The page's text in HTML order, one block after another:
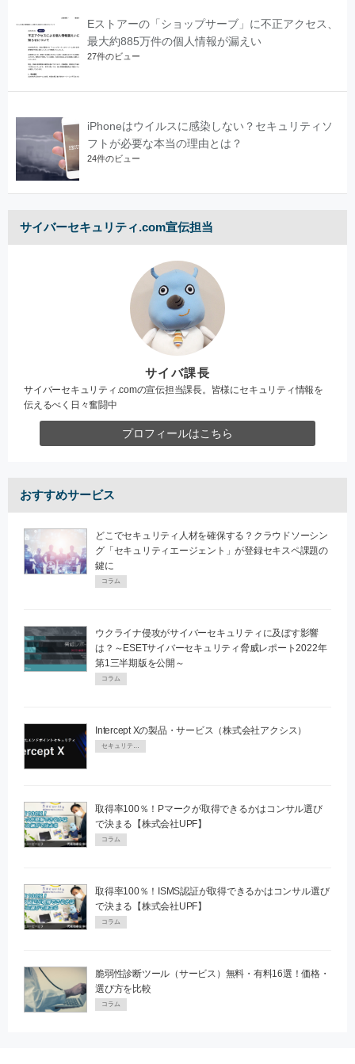
Eストアーの「ショップサーブ」に不正アクセス、
最大約885万件の個人情報が漏えい
27件のビュー
iPhoneはウイルスに感染しない？セキュリティソ
フトが必要な本当の理由とは？
24件のビュー
サイバーセキュリティ.com宣伝担当
サイバ課長
サイバーセキュリティ.comの宣伝担当課長。皆様にセキュリティ情報を
伝えるべく日々奮闘中
プロフィールはこちら
おすすめサービス
どこでセキュリティ人材を確保する？クラウドソーシン
グ「セキュリティエージェント」が登録セキスペ課題の
鍵に
コラム
ウクライナ侵攻がサイバーセキュリティに及ぼす影響
は？～ESETサイバーセキュリティ脅威レポート2022年
第1三半期版を公開～
コラム
Intercept Xの製品・サービス（株式会社アクシス）
セキュリティPR
取得率100％！Pマークが取得できるかはコンサル選び
で決まる【株式会社UPF】
コラム
取得率100％！ISMS認証が取得できるかはコンサル選び
で決まる【株式会社UPF】
コラム
脆弱性診断ツール（サービス）無料・有料16選！価格・
選び方を比較
コラム